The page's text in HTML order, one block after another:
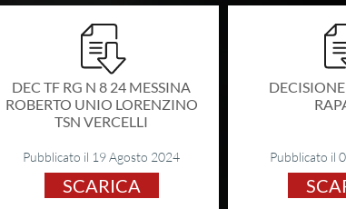
DEC TF RG N 8 24 MESSINA
ROBERTO UNIO LORENZINO
TSN VERCELLI
Pubblicato il 19 Agosto 2024
SCARICA
Pubblicato il